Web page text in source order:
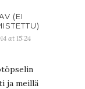
(EI
at 15:24
ja meillä